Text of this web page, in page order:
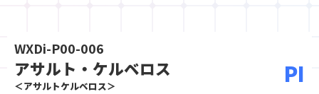
WXDi-P00-006
アサルト・ケルベロス
＜アサルトケルベロス＞ PI